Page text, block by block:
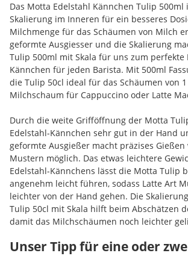
Das Motta Edelstahl Kännchen Tulip
Skalierung im Inneren für ein besseres
Milchmenge für das Schäumen von Milch
geformte Ausgiesser und die Skalierung
Tulip 500ml mit Skala für uns zum perfekte
Kännchen für jeden Barista. Mit 500ml
die Tulip 50cl ideal für das Schäumen von
Milchschaum für Cappuccino oder Latte
Durch die weite Grifföffnung der Motta
Edelstahl-Kännchen sehr gut in der Hand
geformte Ausgießer macht präzises Gießen
Mustern möglich. Das etwas leichtere
Edelstahl-Kännchens lässt die Motta Tulip
angenehm leicht führen, sodass Latte Art
leichter von der Hand gehen. Die
Tulip 50cl mit Skala hilft beim Abschätzen
damit das Milchschäumen noch leichter
Unser Tipp für eine oder